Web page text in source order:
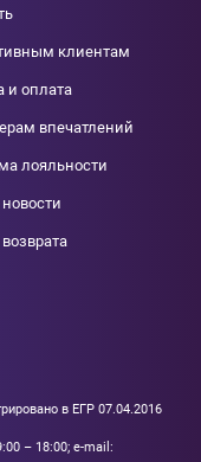
клиентам
и оплата
впечатлений
лояльности
в ЕГР 07.04.2016
– 18:00; e-mail: